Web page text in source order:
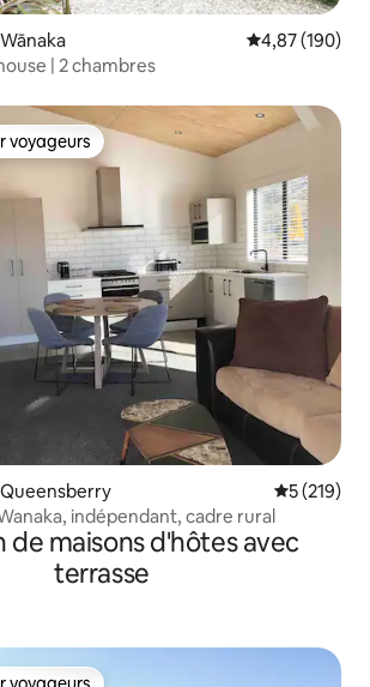
Évaluation
4,87 (190)
| 2 chambres
les plus appréciés
voyageurs
Évaluation
5 (219)
indépendant, cadre rural
de maisons d'hôtes avec
terrasse